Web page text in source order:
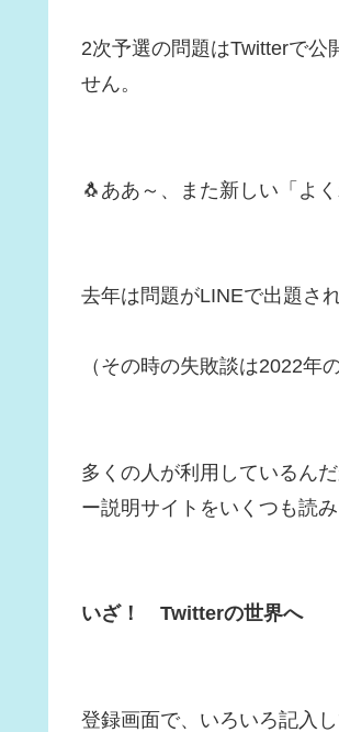
2次予選の問題はTwitterで公
せん。
🐧ああ～、また新しい「よ
去年は問題がLINEで出題さ
（その時の失敗談は2022年
多くの人が利用しているん
ー説明サイトをいくつも読
いざ！ Twitterの世界へ
登録画面で、いろいろ記入